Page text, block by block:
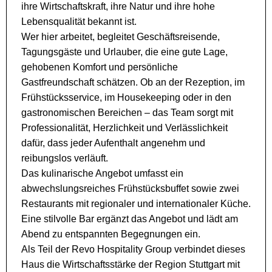
ihre Wirtschaftskraft, ihre Natur und ihre hohe
Lebensqualität bekannt ist.
Wer hier arbeitet, begleitet Geschäftsreisende,
Tagungsgäste und Urlauber, die eine gute Lage,
gehobenen Komfort und persönliche
Gastfreundschaft schätzen. Ob an der Rezeption, im
Frühstücksservice, im Housekeeping oder in den
gastronomischen Bereichen – das Team sorgt mit
Professionalität, Herzlichkeit und Verlässlichkeit
dafür, dass jeder Aufenthalt angenehm und
reibungslos verläuft.
Das kulinarische Angebot umfasst ein
abwechslungsreiches Frühstücksbuffet sowie zwei
Restaurants mit regionaler und internationaler Küche.
Eine stilvolle Bar ergänzt das Angebot und lädt am
Abend zu entspannten Begegnungen ein.
Als Teil der Revo Hospitality Group verbindet dieses
Haus die Wirtschaftsstärke der Region Stuttgart mit